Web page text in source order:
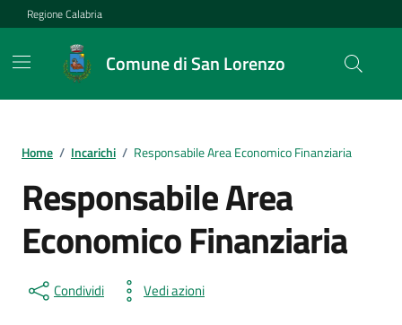
Vai ai contenuti
Vai al footer
Regione Calabria
Comune di San Lorenzo
Home / Incarichi / Responsabile Area Economico Finanziaria
Responsabile Area
Economico Finanziaria
Condividi Vedi azioni